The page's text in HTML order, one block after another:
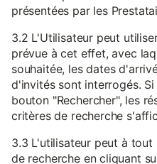
présentées par les
3.2 L'Utilisateur peut
prévue à cet effet, avec
souhaitée, les dates
d'invités sont interrogés.
bouton "Rechercher", les
critères de recherche
3.3 L'utilisateur peut à
de recherche en cliquant